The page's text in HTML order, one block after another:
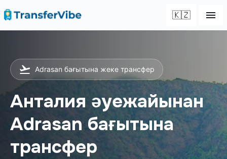
🇰🇿
Adrasan бағытына жеке трансфер
Анталия әуежайынан
Adrasan бағытына
трансфер